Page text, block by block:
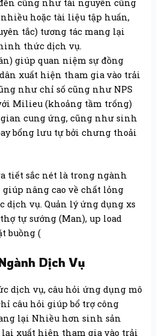
cũng như tài nguyên cũng
hoặc tài liệu tập huấn,
tắc) tương tác mang lại
thức dịch vụ.
giúp quan niệm sự đồng
xuất hiện tham gia vào trải
như chỉ số cũng như NPS
Milieu (khoảng tầm trống)
cung ứng, cũng như sinh
bổng lưu tự bởi chưng thoải
tiết sắc nét là trong ngành
nâng cao về chất lỏng
vụ. Quản lý ứng dụng xs
tự sướng (Man), up load
buồng (
Dịch Vụ
dịch vụ, câu hỏi ứng dụng mô
câu hỏi giúp bổ trợ công
lại Nhiều hơn sinh sản
xuất hiện tham gia vào trải